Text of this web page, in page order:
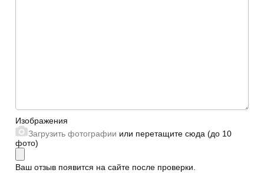
Изображения
Загрузить фотографии или перетащите сюда (до 10
фото)
Ваш отзыв появится на сайте после проверки.